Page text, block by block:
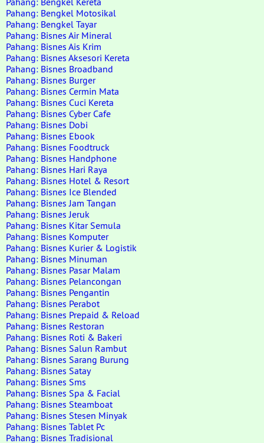
Pahang: Bengkel Motosikal
Pahang: Bengkel Tayar
Pahang: Bisnes Air Mineral
Pahang: Bisnes Ais Krim
Pahang: Bisnes Aksesori Kereta
Pahang: Bisnes Broadband
Pahang: Bisnes Burger
Pahang: Bisnes Cermin Mata
Pahang: Bisnes Cuci Kereta
Pahang: Bisnes Cyber Cafe
Pahang: Bisnes Dobi
Pahang: Bisnes Ebook
Pahang: Bisnes Foodtruck
Pahang: Bisnes Handphone
Pahang: Bisnes Hari Raya
Pahang: Bisnes Hotel & Resort
Pahang: Bisnes Ice Blended
Pahang: Bisnes Jam Tangan
Pahang: Bisnes Jeruk
Pahang: Bisnes Kitar Semula
Pahang: Bisnes Komputer
Pahang: Bisnes Kurier & Logistik
Pahang: Bisnes Minuman
Pahang: Bisnes Pasar Malam
Pahang: Bisnes Pelancongan
Pahang: Bisnes Pengantin
Pahang: Bisnes Perabot
Pahang: Bisnes Prepaid & Reload
Pahang: Bisnes Restoran
Pahang: Bisnes Roti & Bakeri
Pahang: Bisnes Salun Rambut
Pahang: Bisnes Sarang Burung
Pahang: Bisnes Satay
Pahang: Bisnes Sms
Pahang: Bisnes Spa & Facial
Pahang: Bisnes Steamboat
Pahang: Bisnes Stesen Minyak
Pahang: Bisnes Tablet Pc
Pahang: Bisnes Tradisional